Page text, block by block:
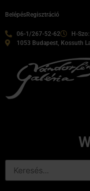
06-1/267-52-62
H-
1053 Budapest, Kossuth
BelépésRegisztráció